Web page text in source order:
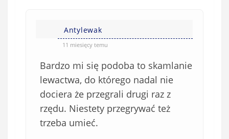
Antylewak
11 miesięcy temu
Bardzo mi się podoba to skamlanie
lewactwa, do którego nadal nie
dociera że przegrali drugi raz z
rzędu. Niestety przegrywać też
trzeba umieć.